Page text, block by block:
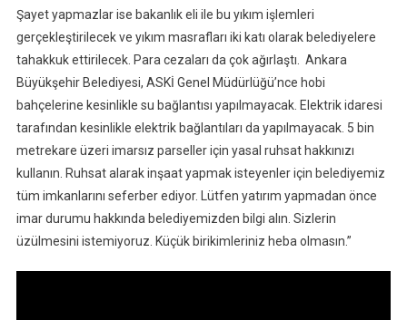
Şayet yapmazlar ise bakanlık eli ile bu yıkım işlemleri
gerçekleştirilecek ve yıkım masrafları iki katı olarak belediyelere
tahakkuk ettirilecek. Para cezaları da çok ağırlaştı. Ankara
Büyükşehir Belediyesi, ASKİ Genel Müdürlüğü’nce hobi
bahçelerine kesinlikle su bağlantısı yapılmayacak. Elektrik idaresi
tarafından kesinlikle elektrik bağlantıları da yapılmayacak. 5 bin
metrekare üzeri imarsız parseller için yasal ruhsat hakkınızı
kullanın. Ruhsat alarak inşaat yapmak isteyenler için belediyemiz
tüm imkanlarını seferber ediyor. Lütfen yatırım yapmadan önce
imar durumu hakkında belediyemizden bilgi alın. Sizlerin
üzülmesini istemiyoruz. Küçük birikimleriniz heba olmasın.”